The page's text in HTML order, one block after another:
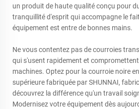
un produit de haute qualité conçu pour
tranquillité d'esprit qui accompagne le
équipement est entre de bonnes mains.
Ne vous contentez pas de courroies
qui s'usent rapidement et
machines. Optez pour la courroie noire
supérieure fabriquée par SHUNNAI,
découvrez la différence qu'un travail
Modernisez votre équipement dès